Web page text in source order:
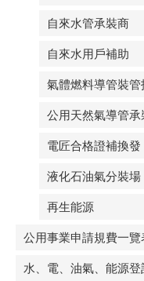
自來水管承裝商
自來水用戶補助
氣體燃料導管裝管
公用天然氣導管承
電匠合格證補換發
液化石油氣分裝場
再生能源
公用事業申請規費一覽
水、電、油氣、能源